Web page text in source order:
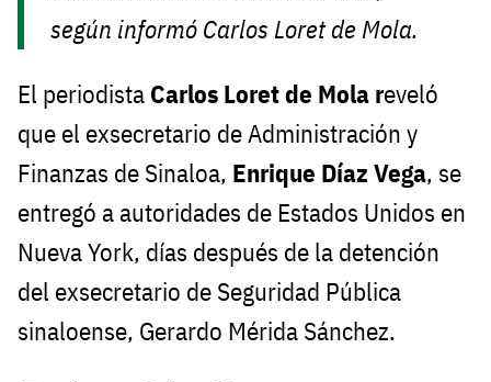
según informó Carlos Loret de Mola.
El periodista Carlos Loret de Mola reveló
que el exsecretario de Administración y
Finanzas de Sinaloa, Enrique Díaz Vega, se
entregó a autoridades de Estados Unidos en
Nueva York, días después de la detención
del exsecretario de Seguridad Pública
sinaloense, Gerardo Mérida Sánchez.